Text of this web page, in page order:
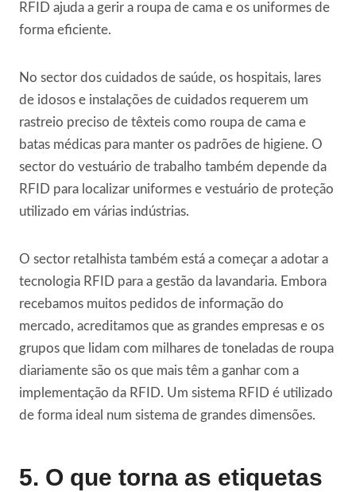
RFID ajuda a gerir a roupa de cama e os uniformes de
forma eficiente.
No sector dos cuidados de saúde, os hospitais, lares
de idosos e instalações de cuidados requerem um
rastreio preciso de têxteis como roupa de cama e
batas médicas para manter os padrões de higiene. O
sector do vestuário de trabalho também depende da
RFID para localizar uniformes e vestuário de proteção
utilizado em várias indústrias.
O sector retalhista também está a começar a adotar a
tecnologia RFID para a gestão da lavandaria. Embora
recebamos muitos pedidos de informação do
mercado, acreditamos que as grandes empresas e os
grupos que lidam com milhares de toneladas de roupa
diariamente são os que mais têm a ganhar com a
implementação da RFID. Um sistema RFID é utilizado
de forma ideal num sistema de grandes dimensões.
5. O que torna as etiquetas